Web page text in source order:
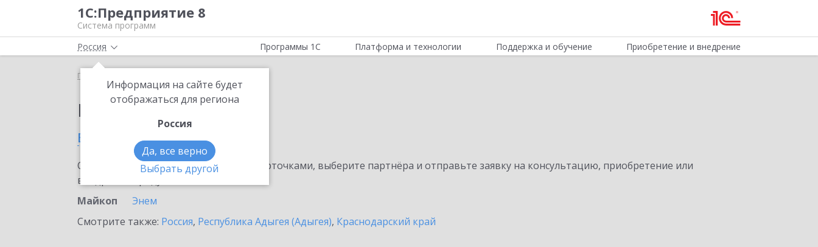
1С:Предприятие 8
Система программ
Россия
Информация на сайте будет
отображаться для региона
Россия
Да, все верно
Выбрать другой
Программы 1С Платформа и технологии Поддержка и обучение Приобретение и внедрение
Главная
Партнеры фирмы 1С
в Майкопе
Ознакомьтесь с информационными карточками, выберите партнёра и отправьте заявку на консультацию, приобретение или
внедрение продукта.
Майкоп
Энем
Смотрите также: Россия, Республика Адыгея (Адыгея), Краснодарский край